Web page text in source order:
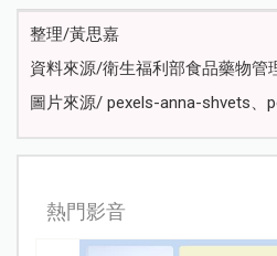
整理/黃思嘉
資料來源/衛生福利部食品藥物管
圖片來源/ pexels-anna-shvets、
熱門影音